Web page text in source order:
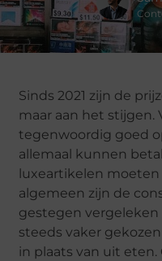
Sinds 2021 zijn de
maar aan het stijgen.
tegenwoordig goed
allemaal kunnen
luxeartikelen
algemeen zijn de
gestegen vergeleken
steeds vaker
in plaats van uit